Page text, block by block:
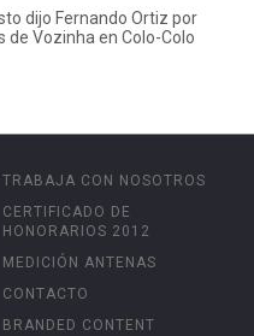
dijo Fernando Ortiz por
de Vozinha en Colo-Colo
TRABAJA CON NOSOTROS
CERTIFICADO DE
HONORARIOS 2012
MEDICIÓN ANTENAS
CONTACTO
BRANDED CONTENT